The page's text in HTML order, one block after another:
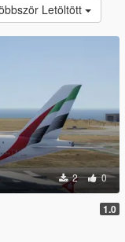
Letöltött
2 0
1.0